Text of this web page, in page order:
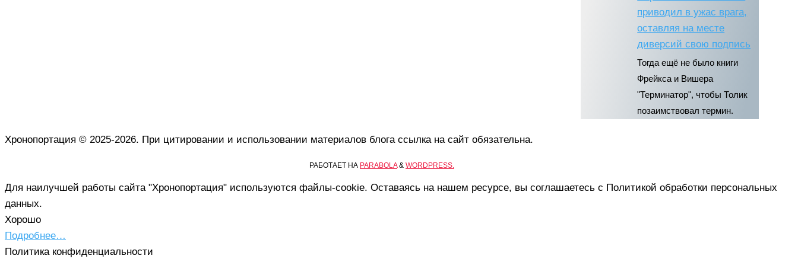
приводил в ужас врага,
оставляя на месте
диверсий свою подпись
Тогда ещё не было книги
Фрейкса и Вишера
"Терминатор", чтобы Толик
позаимствовал термин.
Хронопортация © 2025-2026. При цитировании и использовании материалов блога ссылка на сайт обязательна.
РАБОТАЕТ НА PARABOLA& WORDPRESS.
Для наилучшей работы сайта "Хронопортация" используются файлы-cookie. Оставаясь на нашем ресурсе, вы соглашаетесь с Политикой обработки персональных
данных.
Хорошо
Подробнее…
Политика конфиденциальности